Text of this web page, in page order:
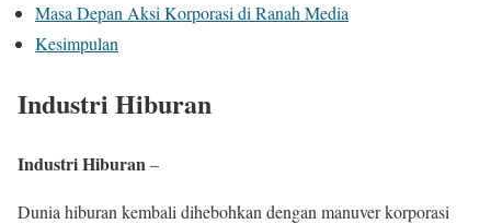
Masa Depan Aksi Korporasi di Ranah Media
Kesimpulan
Industri Hiburan
Industri Hiburan–
Dunia hiburan kembali dihebohkan dengan manuver korporasi